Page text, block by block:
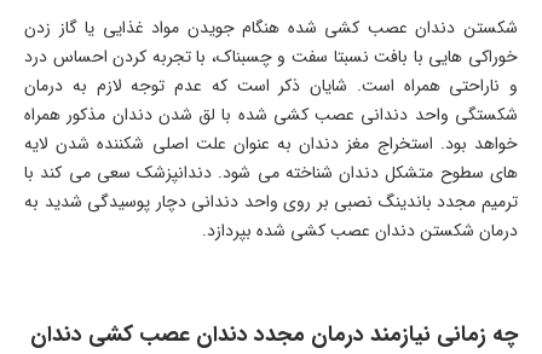
شکستن دندان عصب کشی شده هنگام جویدن مواد غذایی یا گاز زدن
خوراکی هایی با بافت نسبتا سفت و چسبناک، با تجربه کردن احساس درد
و ناراحتی همراه است. شایان ذکر است که عدم توجه لازم به درمان
شکستگی واحد دندانی عصب کشی شده با لق شدن دندان مذکور همراه
خواهد بود. استخراج مغز دندان به عنوان علت اصلی شکننده شدن لایه
های سطوح متشکل دندان شناخته می شود. دندانپزشک سعی می کند با
ترمیم مجدد باندینگ نصبی بر روی واحد دندانی دچار پوسیدگی شدید به
درمان شکستن دندان عصب کشی شده بپردازد.
چه زمانی نیازمند درمان مجدد دندان عصب کشی دندان